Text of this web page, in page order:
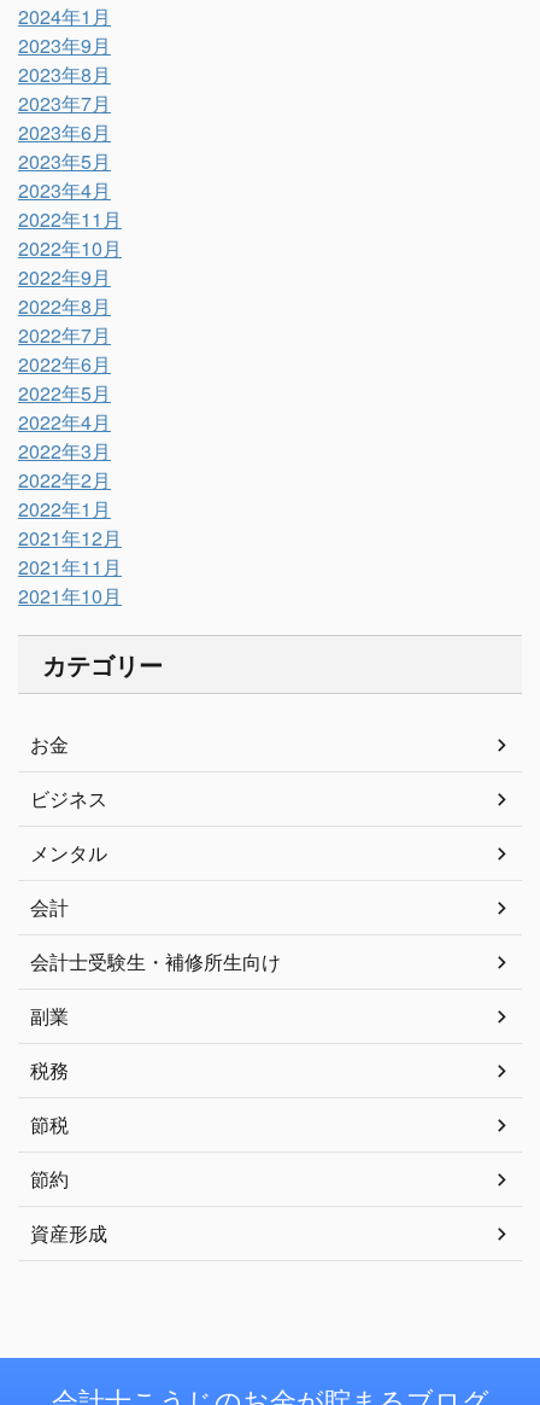
2024年1月
2023年9月
2023年8月
2023年7月
2023年6月
2023年5月
2023年4月
2022年11月
2022年10月
2022年9月
2022年8月
2022年7月
2022年6月
2022年5月
2022年4月
2022年3月
2022年2月
2022年1月
2021年12月
2021年11月
2021年10月
カテゴリー
お金
ビジネス
メンタル
会計
会計士受験生・補修所生向け
副業
税務
節税
節約
資産形成